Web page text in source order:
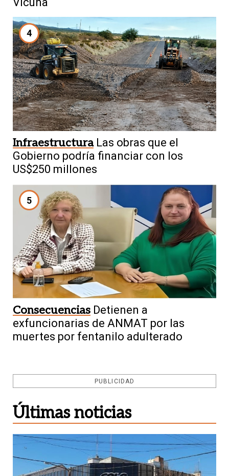
4
Infraestructura Las obras que el
Gobierno podría financiar con los
US$250 millones
5
Consecuencias Detienen a
exfuncionarias de ANMAT por las
muertes por fentanilo adulterado
PUBLICIDAD
Últimas noticias